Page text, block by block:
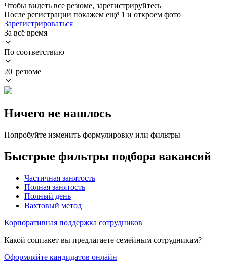
Чтобы видеть все резюме, зарегистрируйтесь
После регистрации покажем ещё 1 и откроем фото
Зарегистрироваться
За всё время
По соответствию
20 резюме
Ничего не нашлось
Попробуйте изменить формулировку или фильтры
Быстрые фильтры подбора вакансий
Частичная занятость
Полная занятость
Полный день
Вахтовый метод
Корпоративная поддержка сотрудников
Какой соцпакет вы предлагаете семейным сотрудникам?
Оформляйте кандидатов онлайн